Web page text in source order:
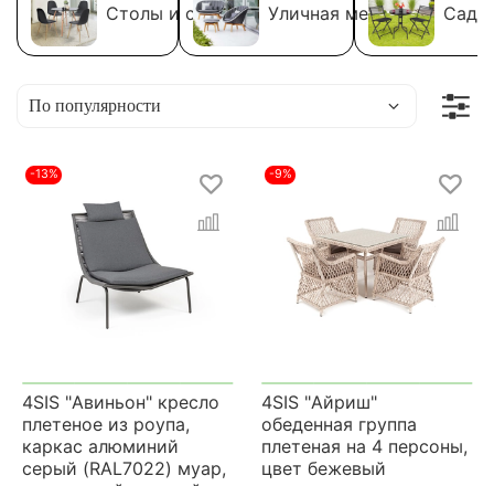
Столы и стулья Уличная мебель
-13%
4SIS "Авиньон" кресло
плетеное из роупа,
каркас алюминий
серый (RAL7022) муар,
-9%
4SIS "Айриш"
обеденная группа
плетеная на 4 персоны,
цвет бежевый